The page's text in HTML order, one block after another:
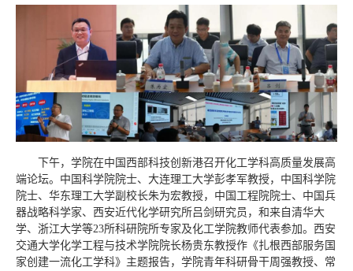
下午，学院在中国西部科技创新港召开化工学科高质量发展高
端论坛。中国科学院院士、大连理工大学彭孝军教授，中国科学院
院士、华东理工大学副校长朱为宏教授，中国工程院院士、中国兵
器战略科学家、西安近代化学研究所吕剑研究员，和来自清华大
学、浙江大学等23所科研院所专家及化工学院教师代表参加。 西安
交通大学化学工程与技术学院院长杨贵东教授作《扎根西部服务国
家创建一流化工学科》主题报告，学院青年科研骨干周强教授、常